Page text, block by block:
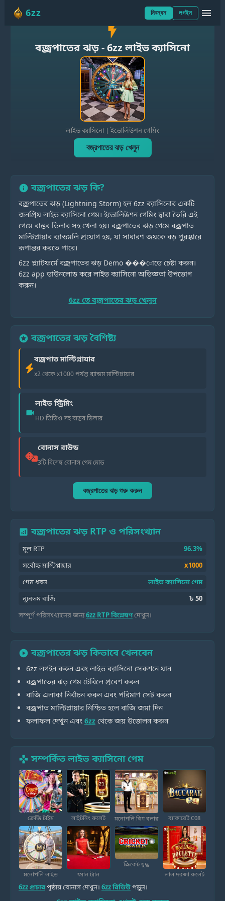
6zz নিবন্ধন লগইন menu
flash_on
বজ্রপাতের ঝড় - 6zz লাইভ ক্যাসিনো
লাইভ ক্যাসিনো | ইভোলিউশন গেমিং
বজ্রপাতের ঝড় খেলুন
info বজ্রপাতের ঝড় কি?
বজ্রপাতের ঝড় (Lightning Storm) হল 6zz ক্যাসিনোর একটি
জনপ্রিয় লাইভ ক্যাসিনো গেম। ইভোলিউশন গেমিং দ্বারা তৈরি এই
গেমে বাস্তব ডিলার সহ খেলা হয়। বজ্রপাতের ঝড় গেমে বজ্রপাত
মাল্টিপ্লায়ার র‍্যান্ডমলি প্রয়োগ হয়, যা সাধারণ জয়কে বড় পুরস্কারে
রূপান্তর করতে পারে।
6zz প্ল্যাটফর্মে বজ্রপাতের ঝড় Demo ���োডে চেষ্টা করুন।
6zz app ডাউনলোড করে লাইভ ক্যাসিনো অভিজ্ঞতা উপভোগ
করুন।
6zz তে বজ্রপাতের ঝড় খেলুন
stars বজ্রপাতের ঝড় বৈশিষ্ট্য
বজ্রপাত মাল্টিপ্লায়ার
x2 থেকে x1000 পর্যন্ত র‍্যান্ডম মাল্টিপ্লায়ার
videocam
লাইভ স্ট্রিমিং
HD ভিডিও সহ বাস্তব ডিলার
বোনাস রাউন্ড
3টি বিশেষ বোনাস গেম মোড
বজ্রপাতের ঝড় শুরু করুন
analytics বজ্রপাতের ঝড় RTP ও পরিসংখ্যান
মূল RTP
96.3%
সর্বোচ্চ মাল্টিপ্লায়ার
x1000
গেম ধরন
লাইভ ক্যাসিনো গেম
ন্যূনতম বাজি
৳ 50
সম্পূর্ণ পরিসংখ্যানের জন্য6zz RTP বিশ্লেষণদেখুন।
play_circle বজ্রপাতের ঝড় কিভাবে খেলবেন
6zz লগইন করুন এবং লাইভ ক্যাসিনো সেকশনে যান
বজ্রপাতের ঝড় গেম টেবিলে প্রবেশ করুন
বাজি এলাকা নির্বাচন করুন এবং পরিমাণ সেট করুন
বজ্রপাত মাল্টিপ্লায়ার নিশ্চিত হলে বাজি জমা দিন
ফলাফল দেখুন এবং 6zz থেকে জয় উত্তোলন করুন
games সম্পর্কিত লাইভ ক্যাসিনো গেম
ক্রেজি টাইম লাইটনিং রুলেট মনোপলি বিগ বলার ব্যাকারেট C08
মনোপলি লাইভ ফ্যান ট্যান
ক্রিকেট যুদ্ধ
লাল দরজা রুলেট
6zz প্রচারপৃষ্ঠায় বোনাস দেখুন। 6zz রিভিউপড়ুন।